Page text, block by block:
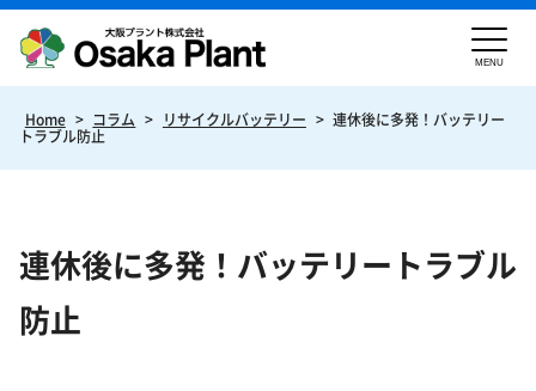
MENU
Home > コラム > リサイクルバッテリー > 連休後に多発！バッテリー
トラブル防止
連休後に多発！バッテリートラブル
防止